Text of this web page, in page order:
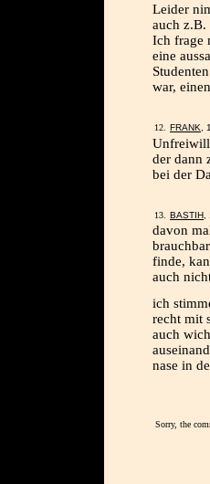
Leider
auch z.B.
Ich frage
eine
war,
FRANK ,
der dann
bei der
BASTIH
davon
finde,
auch
ich
recht mit
auch
nase in
Sorry, the